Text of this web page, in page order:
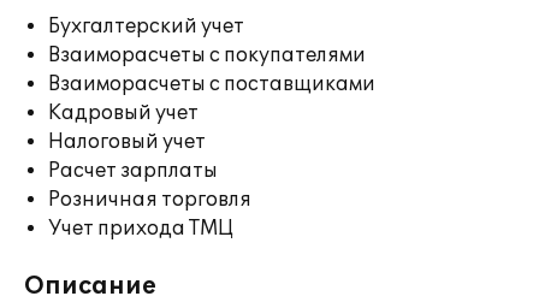
Бухгалтерский учет
Взаиморасчеты с покупателями
Взаиморасчеты с поставщиками
Кадровый учет
Налоговый учет
Расчет зарплаты
Розничная торговля
Учет прихода ТМЦ
Описание